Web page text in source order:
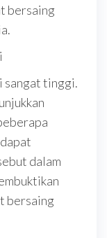
bersaing
sangat tinggi.
dalam
bersaing